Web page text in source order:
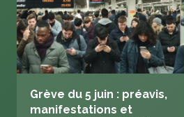
Grève du 5 juin : préavis,
manifestations et